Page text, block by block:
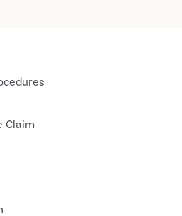
Claim